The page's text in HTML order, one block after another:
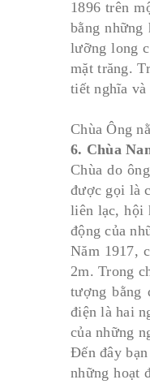
1896 trên
bằng những
lưỡng long
mặt trăng.
tiết nghĩa
Chùa Ông
6. Chùa
Chùa do
được gọi là
liên lạc, hội
động của
Năm 1917,
2m. Trong
tượng bằng
điện là hai
của những
Đến đây
những hoạt